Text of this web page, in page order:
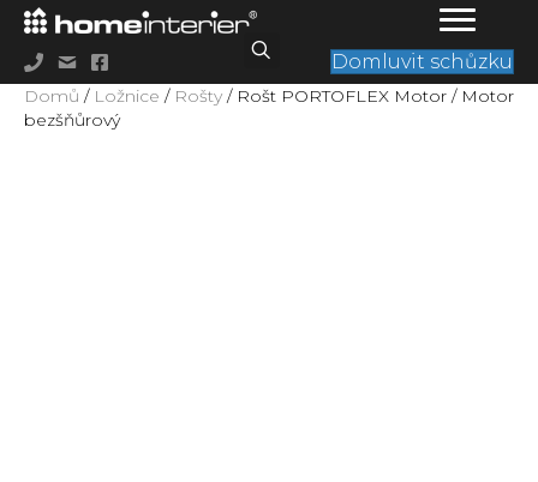
Domluvit schůzku
Domů / Ložnice / Rošty / Rošt PORTOFLEX Motor / Motor
bezšňůrový